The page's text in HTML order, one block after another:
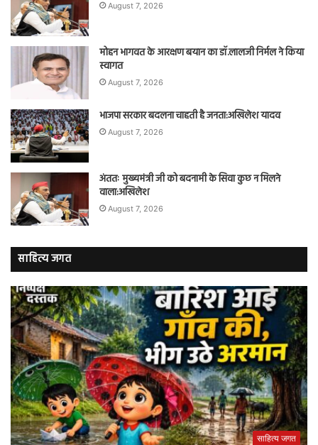
August 7, 2026
मोहन भागवत के आरक्षण बयान का डॉ.लालजी निर्मल ने किया
स्वागत
August 7, 2026
भाजपा सरकार बदलना चाहती है जनता:अखिलेश यादव
August 7, 2026
अंततः मुख्यमंत्री जी को बदनामी के सिवा कुछ न मिलने
वाला:अखिलेश
August 7, 2026
साहित्य जगत
साहित्य जगत